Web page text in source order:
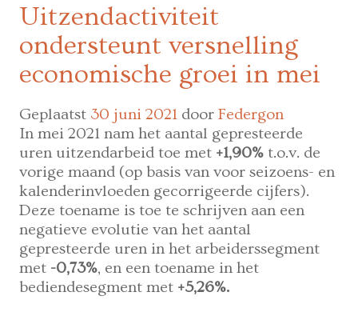
Uitzendactiviteit
ondersteunt versnelling
economische groei in mei
Geplaatst 30 juni 2021 door Federgon
In mei 2021 nam het aantal gepresteerde
uren uitzendarbeid toe met +1,90% t.o.v. de
vorige maand (op basis van voor seizoens- en
kalenderinvloeden gecorrigeerde cijfers).
Deze toename is toe te schrijven aan een
negatieve evolutie van het aantal
gepresteerde uren in het arbeiderssegment
met -0,73%, en een toename in het
bediendesegment met +5,26%.